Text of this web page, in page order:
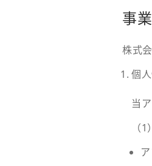
事
株式
個
当
（